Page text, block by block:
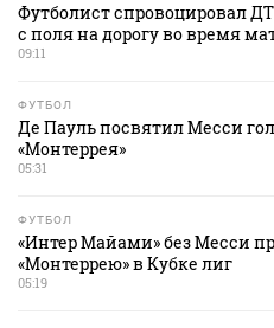
Футболист спровоцировал
с поля на дорогу во время
09:11
ФУТБОЛ
Де Пауль посвятил Месси
«Монтеррея»
05:31
ФУТБОЛ
«Интер Майами» без Месси
«Монтеррею» в Кубке лиг
05:19